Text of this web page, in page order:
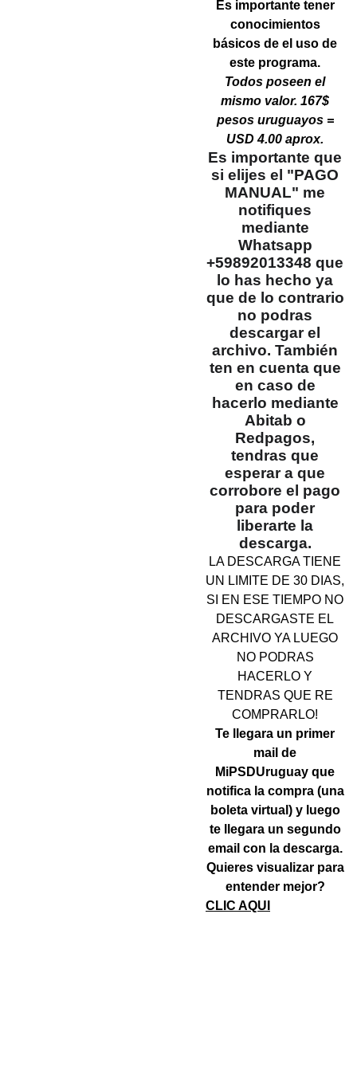
Es importante tener
conocimientos
básicos de el uso de
este programa.
Todos poseen el
mismo valor. 167$
pesos uruguayos =
USD 4.00 aprox.
Es importante que
si elijes el "PAGO
MANUAL" me
notifiques
mediante
Whatsapp
+59892013348 que
lo has hecho ya
que de lo contrario
no podras
descargar el
archivo. También
ten en cuenta que
en caso de
hacerlo mediante
Abitab o
Redpagos,
tendras que
esperar a que
corrobore el pago
para poder
liberarte la
descarga.
LA DESCARGA TIENE
UN LIMITE DE 30 DIAS,
SI EN ESE TIEMPO NO
DESCARGASTE EL
ARCHIVO YA LUEGO
NO PODRAS
HACERLO Y
TENDRAS QUE RE
COMPRARLO!
Te llegara un primer
mail de
MiPSDUruguay que
notifica la compra (una
boleta virtual) y luego
te llegara un segundo
email con la descarga.
Quieres visualizar para
entender mejor?
CLIC AQUI